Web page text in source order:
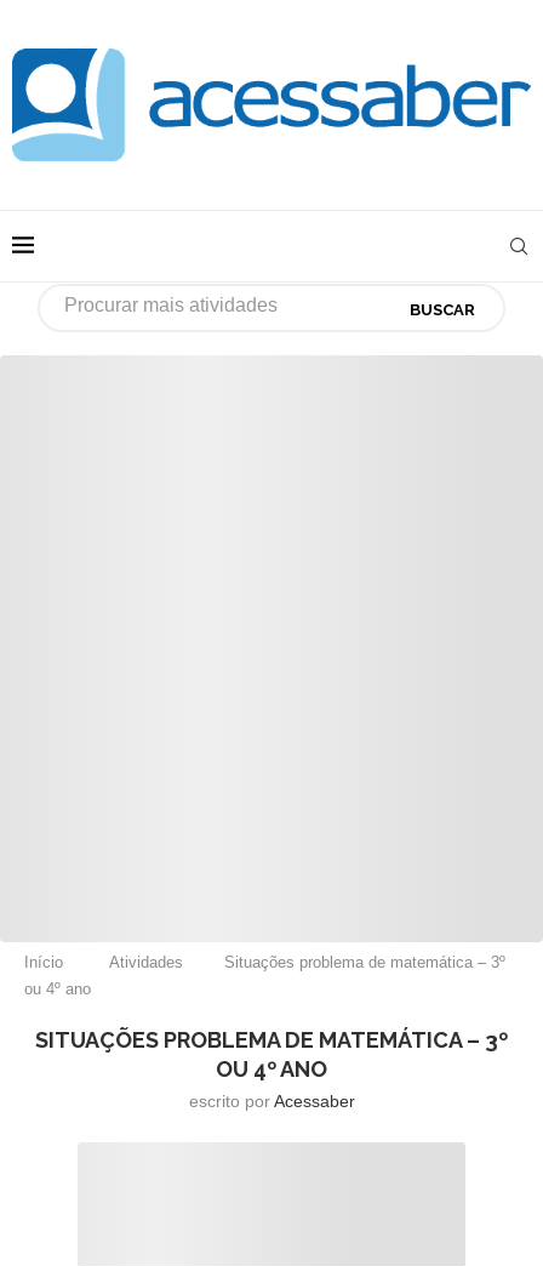
BUSCAR
Início Atividades
Situações problema de matemática – 3º
ou 4º ano
SITUAÇÕES PROBLEMA DE MATEMÁTICA – 3º
OU 4º ANO
escrito porAcessaber